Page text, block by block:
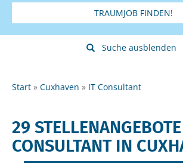
TRAUMJOB FINDEN!
Suche ausblenden
Start Cuxhaven IT Consultant
29
CONSULTANT IN